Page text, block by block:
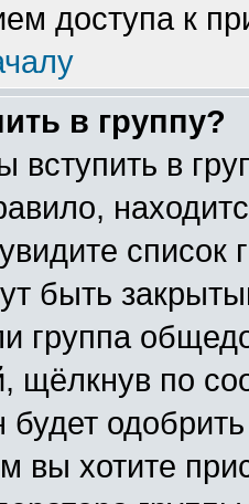
доступа к
в группу?
вступить в
список
быть
группа
щёлкнув по
вы хотите